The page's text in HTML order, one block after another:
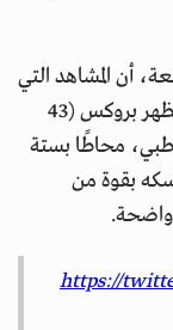
أن المشاهد التي
التقطتها كاميرات مثبتة على بزات الحراس، تظهر بروكس (43
محاطًا بستة
بقوة من
واضحة.
https://